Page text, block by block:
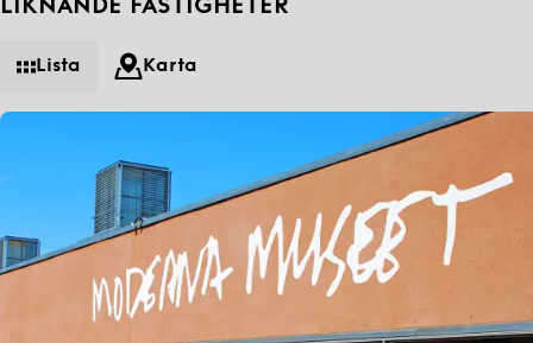
LIKNANDE FASTIGHETER
Lista Karta